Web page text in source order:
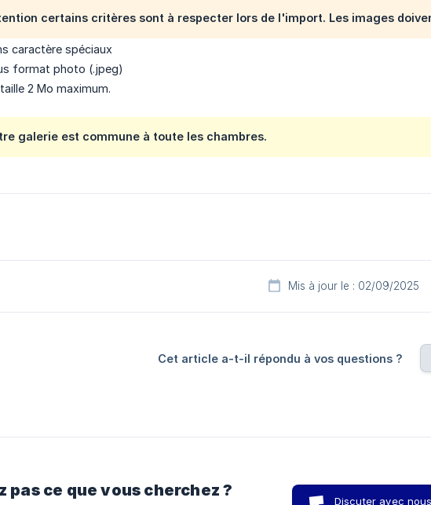
certains critères sont à respecter lors de l'import. Les images
caractère spéciaux
format photo (.jpeg)
2 Mo maximum.
galerie est commune à toute les chambres.
Mis à jour le : 02/09/2025
Cet article a-t-il répondu à vos questions ?
pas ce que vous cherchez ?
Discuter avec nous